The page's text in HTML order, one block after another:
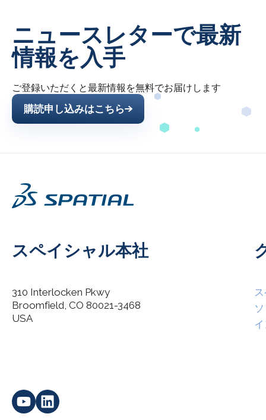
ニュースレターで最新
情報を入手
ご登録いただくと最新情報を無料でお届けします
I agree to allow Spatial Corp to store and process my
購読申し込みはこちら
スペイシャル本社
310 Interlocken Pkwy
Broomfield, CO 80021-3468
USA